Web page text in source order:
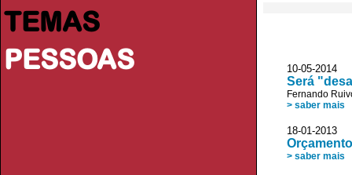
TEMAS
PESSOAS
10-05-
Será
Fernando
> saber mais
18-01-2013
> saber mais